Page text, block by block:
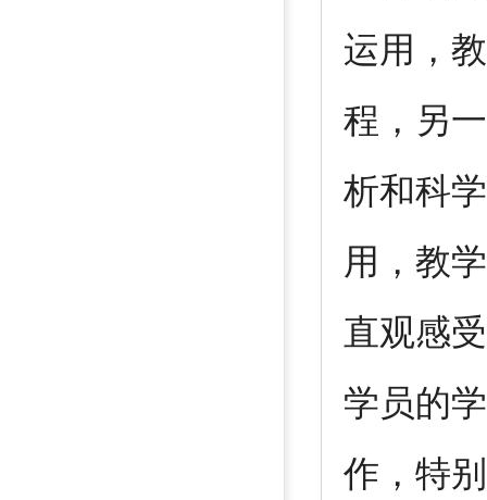
运用，
程，另
析和科
用，教
直观感
学员的
作，特